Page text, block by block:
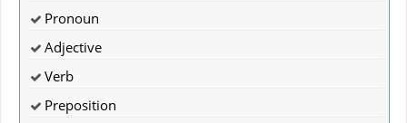
Pronoun
Adjective
Verb
Preposition